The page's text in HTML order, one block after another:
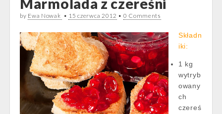
Marmolada z czereśni
by Ewa Nowak • 15 czerwca 2012 • 0 Comments
Składn
iki:
1 kg
wytryb
owany
ch
czereś